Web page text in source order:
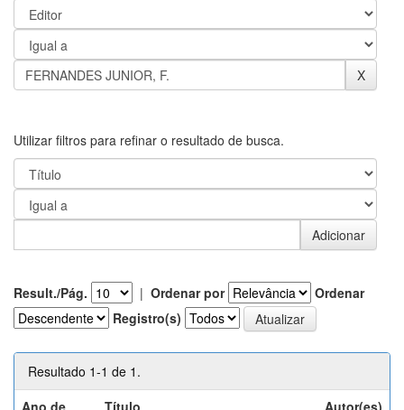
Utilizar filtros para refinar o resultado de busca.
Result./Pág. | Ordenar por
Ordenar
Registro(s)
Resultado 1-1 de 1.
Ano de
Título Autor(es)